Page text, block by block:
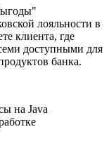
лояльности в
клиента, где
доступными для
банка.
на Java